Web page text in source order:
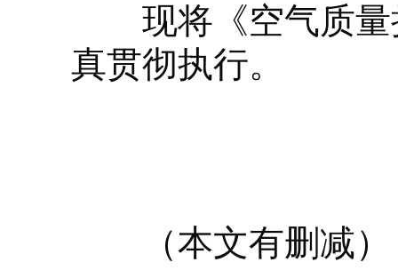
现将《空气质量
真贯彻执行。
（本文有删减）